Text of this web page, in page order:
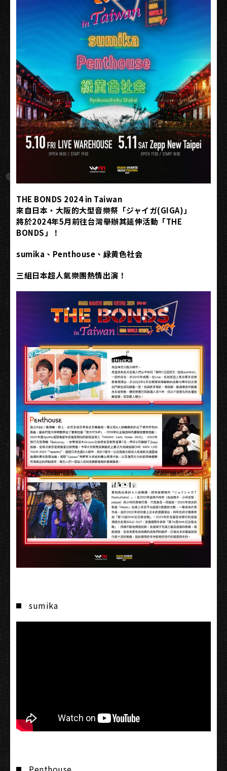
THE BONDS 2024 in Taiwan
來自日本・大阪的大型音樂祭「ジャイガ(GIGA)」
將於2024年5月前往台灣舉辦其延伸活動「THE
BONDS」！
sumika、Penthouse、緑黄色社会
三組日本超人氣樂團熱情出演！
sumika